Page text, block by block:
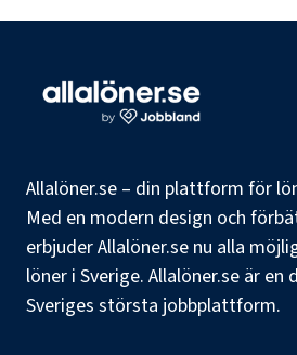
Allalöner.se – din plattform för
Med en modern design och
erbjuder Allalöner.se nu alla
löner i Sverige. Allalöner.se är en
Sveriges största jobbplattform.